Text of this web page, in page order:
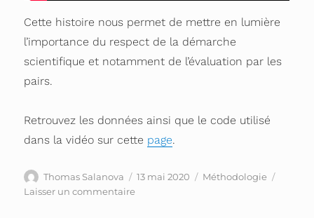
Cette histoire nous permet de mettre en lumière
l’importance du respect de la démarche
scientifique et notamment de l’évaluation par les
pairs.
Retrouvez les données ainsi que le code utilisé
dans la vidéo sur cette page.
Auteur
Thomas Salanova
Publié
13 mai 2020 Catégories
Méthodologie
Laisser un commentaire